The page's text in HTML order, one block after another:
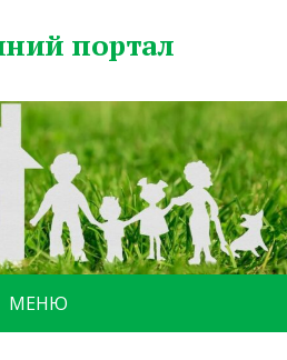
портал
МЕНЮ